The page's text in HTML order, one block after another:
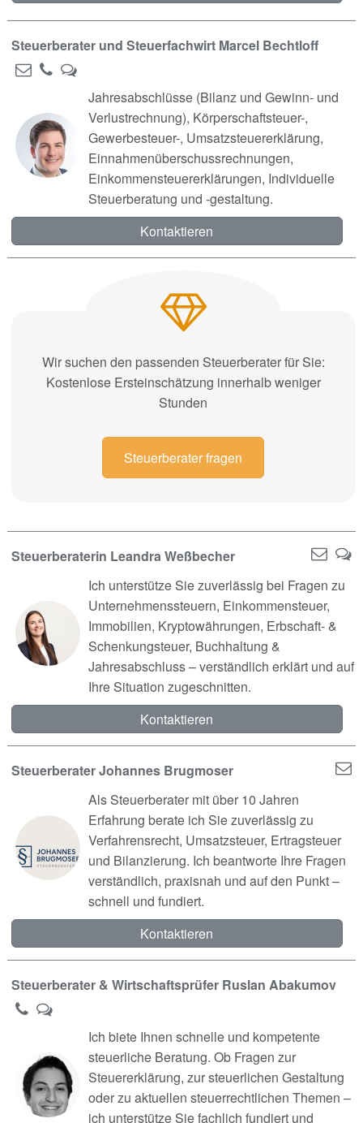
Steuerberater und Steuerfachwirt Marcel Bechtloff
Jahresabschlüsse (Bilanz und Gewinn- und
Verlustrechnung), Körperschaftsteuer-,
Gewerbesteuer-, Umsatzsteuererklärung,
Einnahmenüberschussrechnungen,
Einkommensteuererklärungen, Individuelle
Steuerberatung und -gestaltung.
Kontaktieren
Wir suchen den passenden Steuerberater für Sie:
Kostenlose Ersteinschätzung innerhalb weniger
Stunden
Steuerberater fragen
Steuerberaterin Leandra Weßbecher
Ich unterstütze Sie zuverlässig bei Fragen zu
Unternehmenssteuern, Einkommensteuer,
Immobilien, Kryptowährungen, Erbschaft- &
Schenkungsteuer, Buchhaltung &
Jahresabschluss – verständlich erklärt und auf
Ihre Situation zugeschnitten.
Kontaktieren
Steuerberater Johannes Brugmoser
Als Steuerberater mit über 10 Jahren
Erfahrung berate ich Sie zuverlässig zu
Verfahrensrecht, Umsatzsteuer, Ertragsteuer
und Bilanzierung. Ich beantworte Ihre Fragen
verständlich, praxisnah und auf den Punkt –
schnell und fundiert.
Kontaktieren
Steuerberater & Wirtschaftsprüfer Ruslan Abakumov
Ich biete Ihnen schnelle und kompetente
steuerliche Beratung. Ob Fragen zur
Steuererklärung, zur steuerlichen Gestaltung
oder zu aktuellen steuerrechtlichen Themen –
ich unterstütze Sie fachlich fundiert und